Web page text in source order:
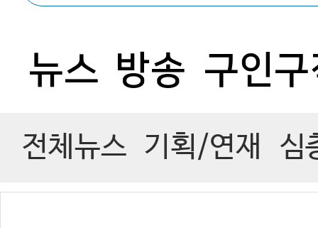
뉴스 방송 구인
전체뉴스 기획/연재 심